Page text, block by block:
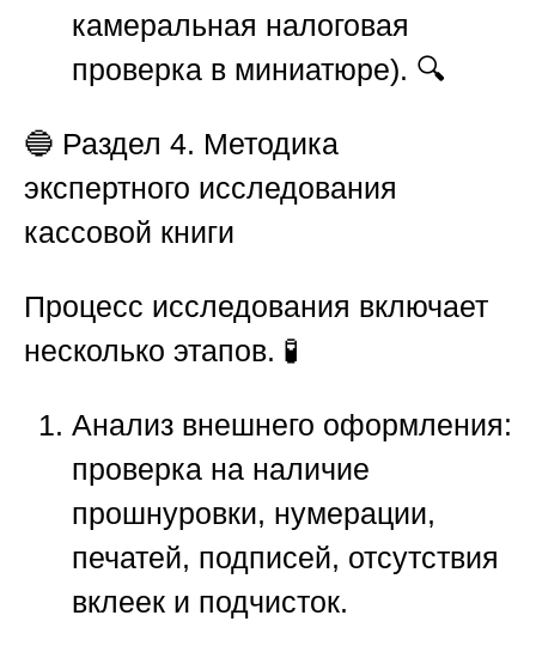
камеральная налоговая
проверка в миниатюре). 🔍
🔵 Раздел 4. Методика
экспертного исследования
кассовой книги
Процесс исследования включает
несколько этапов. 🧪
Анализ внешнего оформления:
проверка на наличие
прошнуровки, нумерации,
печатей, подписей, отсутствия
вклеек и подчисток.